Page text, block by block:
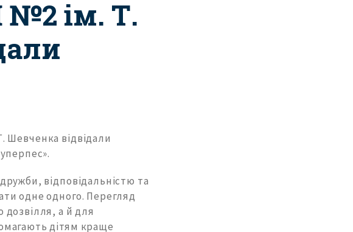
№2 ім. Т.
Шевченка відвідали
відповідальністю та
одне одного. Перегляд
а й для
дітям краще